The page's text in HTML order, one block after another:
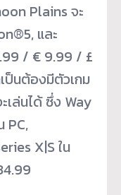
Plains จะ
และ
/ € 9.99 / £
ป็นต้องมีตัวเกม
ล่นได้ ซึ่ง Way
PC,
X|S ใน